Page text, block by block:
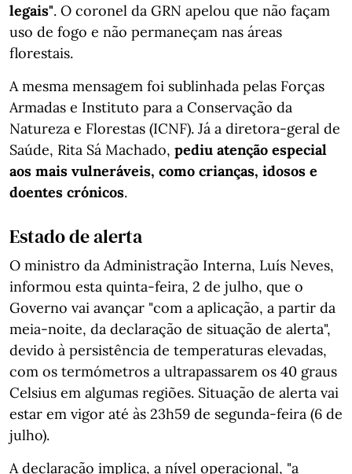
legais". O coronel da GRN apelou que não façam
uso de fogo e não permaneçam nas áreas
florestais.
A mesma mensagem foi sublinhada pelas Forças
Armadas e Instituto para a Conservação da
Natureza e Florestas (ICNF). Já a diretora-geral de
Saúde, Rita Sá Machado, pediu atenção especial
aos mais vulneráveis, como crianças, idosos e
doentes crónicos.
Estado de alerta
O ministro da Administração Interna, Luís Neves,
informou esta quinta-feira, 2 de julho, que o
Governo vai avançar "com a aplicação, a partir da
meia-noite, da declaração de situação de alerta",
devido à persistência de temperaturas elevadas,
com os termómetros a ultrapassarem os 40 graus
Celsius em algumas regiões. Situação de alerta vai
estar em vigor até às 23h59 de segunda-feira (6 de
julho).
A declaração implica, a nível operacional, "a